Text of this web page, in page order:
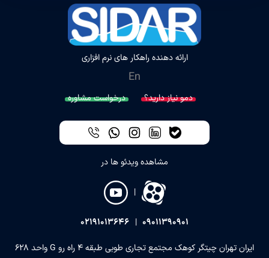
ارائه دهنده راهکار های نرم افزاری
En
دمو نیاز دارید؟ درخواست مشاوره
مشاهده ویدئو ها در
|
09011390901
|
02191013646
ایران تهران چیتگر کوهک مجتمع تجاری طوبی طبقه 4 راه رو G واحد 628